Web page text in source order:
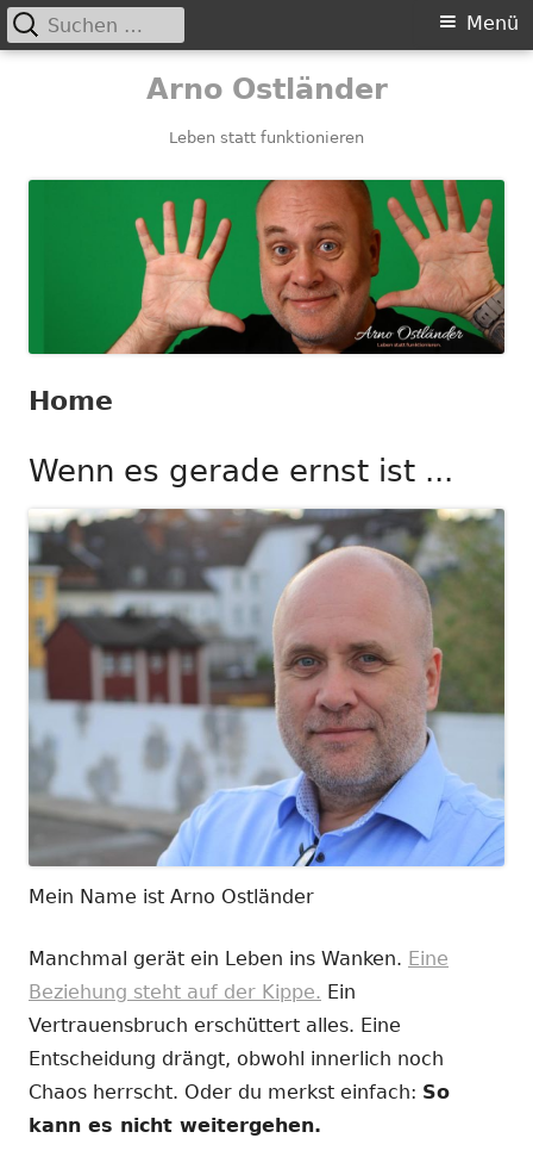
Arno Ostländer
Leben statt funktionieren
Primäres
Menü
Suchen
nach:
Home
Wenn es gerade ernst ist ...
Mein Name ist Arno Ostländer
Manchmal gerät ein Leben ins Wanken. Eine
Beziehung steht auf der Kippe. Ein
Vertrauensbruch erschüttert alles. Eine
Entscheidung drängt, obwohl innerlich noch
Chaos herrscht. Oder du merkst einfach: So
kann es nicht weitergehen.